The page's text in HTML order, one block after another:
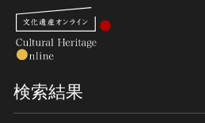
さらに詳細
検索結果